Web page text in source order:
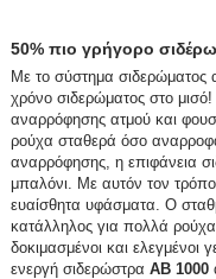
50% πιο γρήγορο
Με το σύστημα σιδερώματος
χρόνο σιδερώματος στο
αναρρόφησης ατμού και
ρούχα σταθερά όσο
αναρρόφησης, η επιφάνεια
μπαλόνι. Με αυτόν τον
ευαίσθητα υφάσματα. Ο
κατάλληλος για πολλά
δοκιμασμένοι και ελεγμένοι
ενεργή σιδερώστρα AB 1000